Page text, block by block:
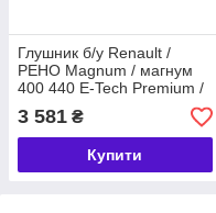
Глушник б/у Renault /
РЕНО Magnum / магнум
400 440 E-Tech Premium /
преміум
3 581 ₴
Купити